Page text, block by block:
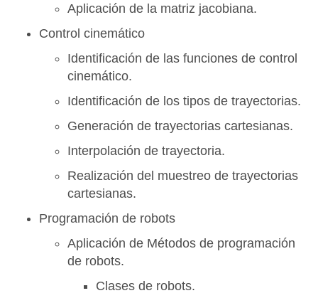
Aplicación de la matriz jacobiana.
Control cinemático
Identificación de las funciones de control
cinemático.
Identificación de los tipos de trayectorias.
Generación de trayectorias cartesianas.
Interpolación de trayectoria.
Realización del muestreo de trayectorias
cartesianas.
Programación de robots
Aplicación de Métodos de programación
de robots.
Clases de robots.